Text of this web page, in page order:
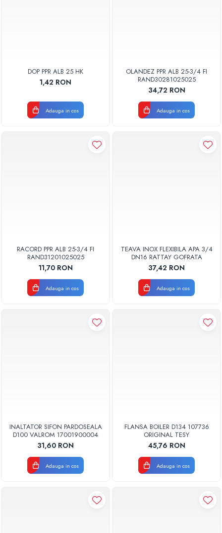
DOP PPR ALB 25 HK
1,42 RON
Adauga in cos
OLANDEZ PPR ALB 25-3/4 FI
RAND30281025025
34,72 RON
Adauga in cos
RACORD PPR ALB 25-3/4 FI
RAND31201025025
11,70 RON
Adauga in cos
TEAVA INOX FLEXIBILA APA 3/4
DN16 RATTAY GOFRATA
37,42 RON
Adauga in cos
INALTATOR SIFON PARDOSEALA
D100 VALROM 17001900004
31,60 RON
Adauga in cos
FLANSA BOILER D134 107736
ORIGINAL TESY
45,76 RON
Adauga in cos